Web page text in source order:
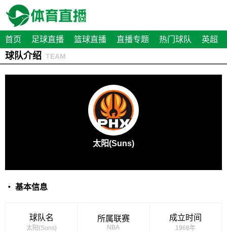
首页 足球直播 篮球直播 直播专题 热门球队 英超
球队介绍 TEAM
太阳(Suns)
・ 基本信息
球队名
太阳(Suns)
所属联赛
NBA
成立时间
1968年